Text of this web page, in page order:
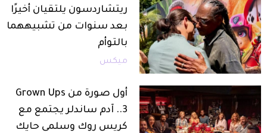
ريتشاردسون يلتقيان أخيرًا
بعد سنوات من تشبيههما
بالتوأم
ميكس
أول صورة من Grown Ups
3.. آدم ساندلر يجتمع مع
كريس روك وسلمى حايك